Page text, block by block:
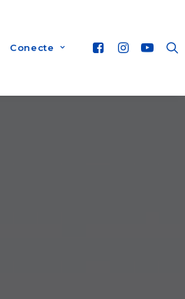
Conecte